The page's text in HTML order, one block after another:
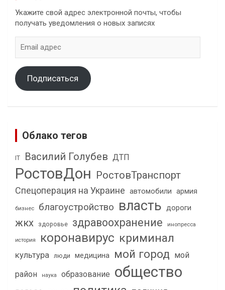
Укажите свой адрес электронной почты, чтобы
получать уведомления о новых записях
адрес
Подписаться
Облако тегов
IT Василий Голубев ДТП
РостовДон РостовТранспорт
Спецоперация на Украине автомобили армия
бизнес благоустройство власть дороги
жкх здоровье здравоохранение инопресса
история коронавирус криминал
культура люди медицина мой город мой
район
наука образование общество